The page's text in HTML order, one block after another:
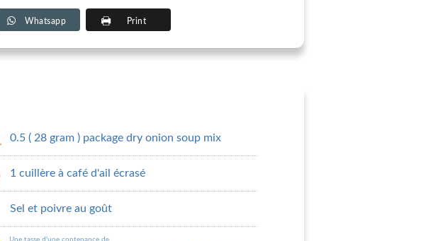
Whatsapp Print
0.5 ( 28 gram ) package dry onion soup mix
1 cuillère à café d'ail écrasé
Sel et poivre au goût
Une tasse d'une contenance de